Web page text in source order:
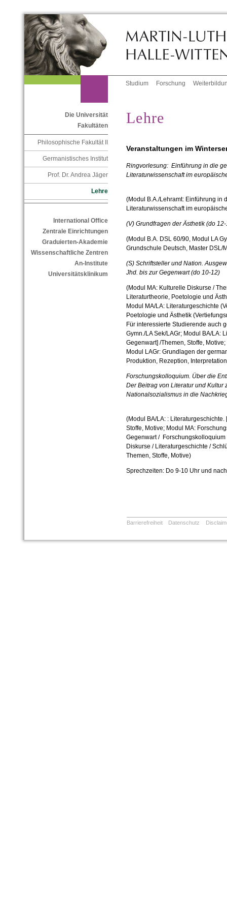
Studium Forschung
Die Universität
Fakultäten
Philosophische Fakultät II
Germanistisches Institut
Prof. Dr. Andrea Jäger
Lehre
International Office
Zentrale Einrichtungen
Graduierten-Akademie
Wissenschaftliche Zentren
An-Institute
Universitätsklinikum
Lehre
Veranstaltungen im
Ringvorlesung: Einführung in die
Literaturwissenschaft im
(Modul B.A./Lehramt: Einführung in
Literaturwissenschaft im
(V) Grundfragen der Ästhetik (do
(Modul B.A. DSL 60/90, Modul LA
Grundschule Deutsch, Master DSL/
(S) Schriftsteller und Nation.
Jhd. bis zur Gegenwart (do 10-12)
(Modul MA: Kulturelle Diskurse /
Literaturtheorie, Poetologie und
Modul MA/LA: Literaturgeschichte
Poetologie und Ästhetik
Für interessierte Studierende auch
Gymn./LA Sek/LAGr; Modul BA/LA:
Gegenwart] /Themen, Stoffe,
Modul LAGr: Grundlagen der
Produktion, Rezeption,
Forschungskolloquium. Über die
Der Beitrag von Literatur und Kultur
Nationalsozialismus in die
(Modul BA/LA: :
Stoffe, Motive; Modul MA:
Gegenwart / Forschungskolloquium
Diskurse / Literaturgeschichte /
Themen, Stoffe, Motive)
Sprechzeiten: Do 9-10 Uhr und
Barrierefreiheit Datenschutz